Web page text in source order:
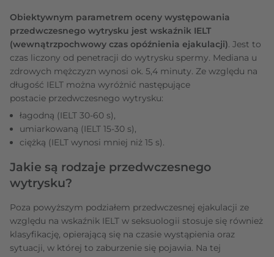
Obiektywnym parametrem oceny występowania
przedwczesnego wytrysku jest wskaźnik IELT
(wewnątrzpochwowy czas opóźnienia ejakulacji). Jest to
czas liczony od penetracji do wytrysku spermy. Mediana u
zdrowych mężczyzn wynosi ok. 5,4 minuty. Ze względu na
długość IELT można wyróżnić następujące
postacie przedwczesnego wytrysku:
łagodną (IELT 30-60 s),
umiarkowaną (IELT 15-30 s),
ciężką (IELT wynosi mniej niż 15 s).
Jakie są rodzaje przedwczesnego
wytrysku?
Poza powyższym podziałem przedwczesnej ejakulacji ze
względu na wskaźnik IELT w seksuologii stosuje się również
klasyfikację, opierającą się na czasie wystąpienia oraz
sytuacji, w której to zaburzenie się pojawia. Na tej